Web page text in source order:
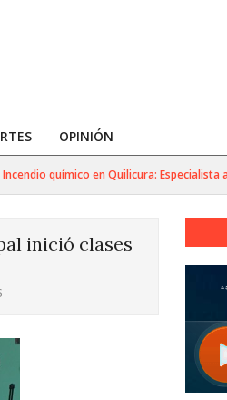
OPINIÓN
químico en Quilicura: Especialista
inició clases